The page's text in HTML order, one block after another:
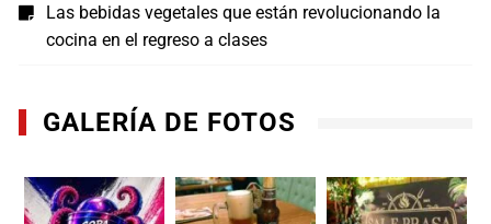
Las bebidas vegetales que están revolucionando la
cocina en el regreso a clases
GALERÍA DE FOTOS